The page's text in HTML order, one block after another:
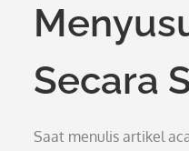
Secara
Saat menulis artikel